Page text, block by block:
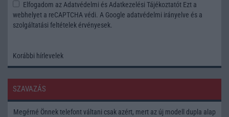
Elfogadom azAdatvédelmi és Adatkezelési Tájékoztatót Ezt a
webhelyet a reCAPTCHA védi. A Google adatvédelmi irányelve és a
szolgáltatási feltételek érvényesek.
Korábbi hírlevelek
SZAVAZÁS
Megérné Önnek telefont váltani csak azért, mert az új modell dupla alap